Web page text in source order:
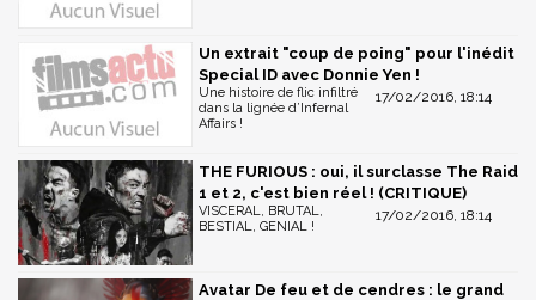
Un extrait "coup de poing" pour l'inédit
Special ID avec Donnie Yen !
17/02/2016, 18:14
Une histoire de flic infiltré
dans la lignée d’Infernal
Affairs !
THE FURIOUS : oui, il surclasse The Raid
1 et 2, c'est bien réel ! (CRITIQUE)
17/02/2016, 18:14
VISCERAL, BRUTAL,
BESTIAL, GENIAL !
Avatar De feu et de cendres : le grand